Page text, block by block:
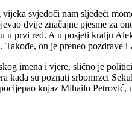
svjedoči nam sljedeći
dvije značajne pjesme za
u prvi red. A u posjeti kralju
on je preneo pozdrave i
imena i vjere, slično je
kada su poznati srbomrzci
knjaz Mihailo